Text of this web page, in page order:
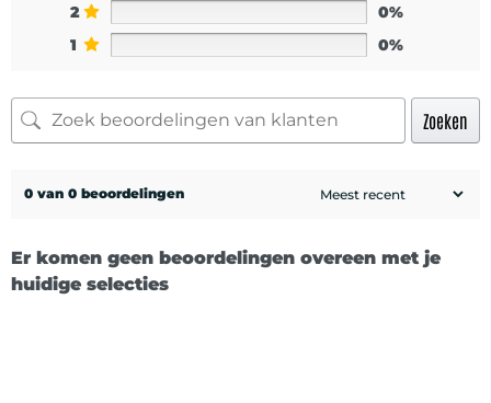
2
0%
1
0%
Zoeken
0 van 0 beoordelingen
Er komen geen beoordelingen overeen met je
huidige selecties